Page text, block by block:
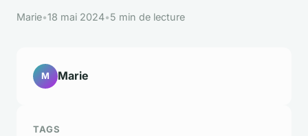
Marie•18 mai 2024•5 min de lecture
M Marie
TAGS